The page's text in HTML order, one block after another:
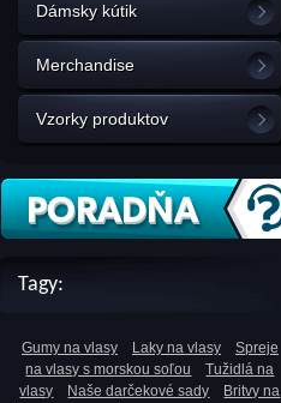
Dámsky kútik
Merchandise
Vzorky produktov
Tagy:
Gumy na vlasy Laky na vlasy
Spreje
na vlasy s morskou soľou
Tužidlá na
vlasy
Naše darčekové sady
Britvy na